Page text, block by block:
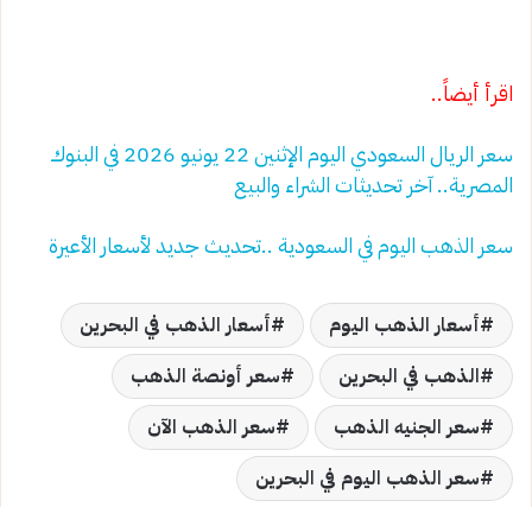
اقرأ أيضاً..
سعر الريال السعودي اليوم الإثنين 22 يونيو 2026 في البنوك
المصرية.. آخر تحديثات الشراء والبيع
سعر الذهب اليوم في السعودية ..تحديث جديد لأسعار الأعيرة
أسعار الذهب اليوم
أسعار الذهب في البحرين
الذهب في البحرين
سعر أونصة الذهب
سعر الجنيه الذهب
سعر الذهب الآن
سعر الذهب اليوم في البحرين